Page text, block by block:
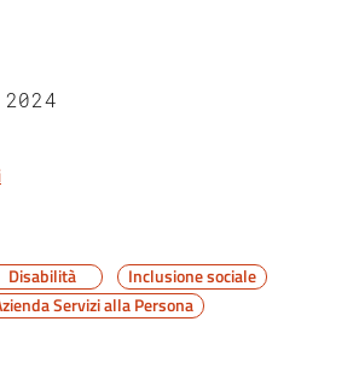
Disabilità
Inclusione sociale
Servizi alla Persona